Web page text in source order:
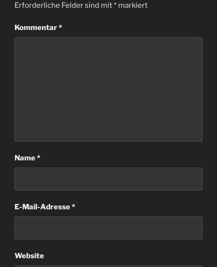
Erforderliche Felder sind mit* markiert
Kommentar*
Name*
E-Mail-Adresse*
Website